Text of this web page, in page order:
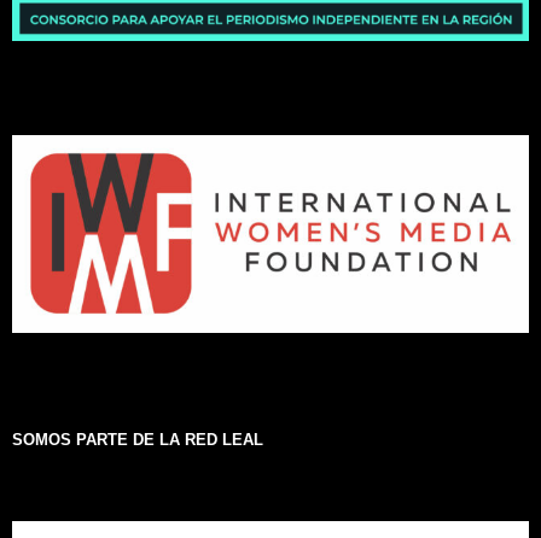
SOMOS PARTE DE LA RED LEAL